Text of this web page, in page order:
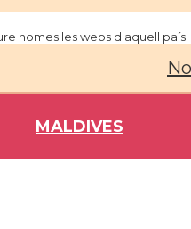
nomes les webs d'aquell
MALDIVES